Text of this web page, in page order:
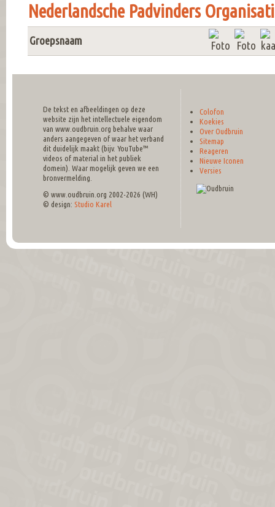
Nederlandsche Padvinders
Groepsnaam
De tekst en afbeeldingen op deze
website zijn het intellectuele eigendom
van www.oudbruin.org behalve waar
anders aangegeven of waar het verband
dit duidelijk maakt (bijv. YouTube™
videos of material in het publiek
domein). Waar mogelijk geven we een
bronvermelding.
© www.oudbruin.org 2002-2026 (WH)
© design: Studio Karel
Colofon
Koekies
Over Oudbruin
Sitemap
Reageren
Nieuwe Iconen
Versies